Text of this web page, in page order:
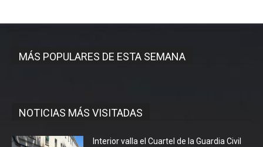
MÁS POPULARES DE ESTA SEMANA
NOTICIAS MÁS VISITADAS
Interior valla el Cuartel de la Guardia Civil